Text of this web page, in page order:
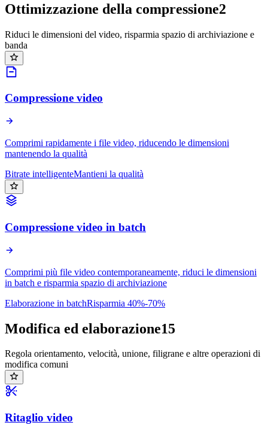
Ottimizzazione della compressione2
Riduci le dimensioni del video, risparmia spazio di archiviazione e
banda
Compressione video
Comprimi rapidamente i file video, riducendo le dimensioni
mantenendo la qualità
Bitrate intelligenteMantieni la qualità
Compressione video in batch
Comprimi più file video contemporaneamente, riduci le dimensioni
in batch e risparmia spazio di archiviazione
Elaborazione in batchRisparmia 40%-70%
Modifica ed elaborazione15
Regola orientamento, velocità, unione, filigrane e altre operazioni di
modifica comuni
Ritaglio video